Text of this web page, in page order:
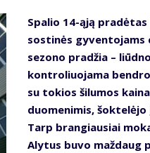
Spalio 14-ąją
sostinės
sezono pradžia –
kontroliuojama
su tokios šilumos
duomenimis,
Tarp brangiausiai
Alytus buvo maždaug